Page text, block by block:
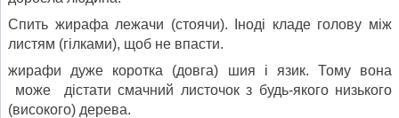
Спить жирафа лежачи (стоячи). Іноді кладе голову між
листям (гілками), щоб не впасти.
жирафи дуже коротка (довга) шия і язик. Тому вона
може дістати смачний листочок з будь-якого низького
(високого) дерева.